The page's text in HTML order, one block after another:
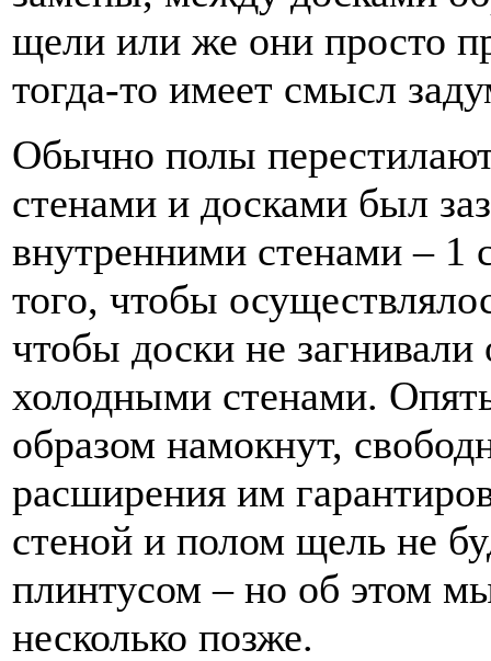
щели или же они просто
тогда-то имеет смысл
Обычно полы
стенами и досками был
внутренними стенами – 1
того, чтобы
чтобы доски не загнивали
холодными стенами.
образом намокнут,
расширения им
стеной и полом щель не
плинтусом – но об этом
несколько позже.